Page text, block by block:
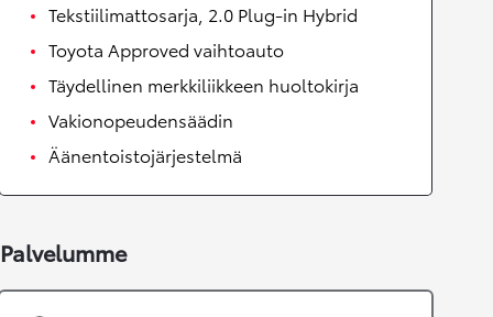
Tekstiilimattosarja, 2.0 Plug-in Hybrid
Toyota Approved vaihtoauto
Täydellinen merkkiliikkeen huoltokirja
Vakionopeudensäädin
Äänentoistojärjestelmä
Palvelumme